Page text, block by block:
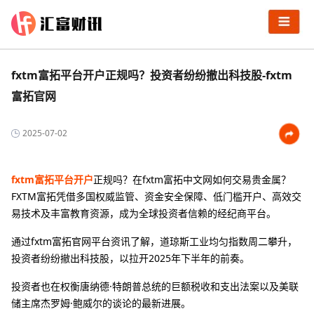
fxtm富拓平台开户正规吗？投资者纷纷撤出科技股-fxtm
富拓官网
2025-07-02
fxtm富拓平台开户正规吗？在fxtm富拓中文网如何交易贵金属？
FXTM富拓凭借多国权威监管、资金安全保障、低门槛开户、高效交
易技术及丰富教育资源，成为全球投资者信赖的经纪商平台。
通过fxtm富拓官网平台资讯了解，道琼斯工业均匀指数周二攀升，
投资者纷纷撤出科技股，以拉开2025年下半年的前奏。
投资者也在权衡唐纳德·特朗普总统的巨额税收和支出法案以及美联
储主席杰罗姆·鲍威尔的谈论的最新进展。